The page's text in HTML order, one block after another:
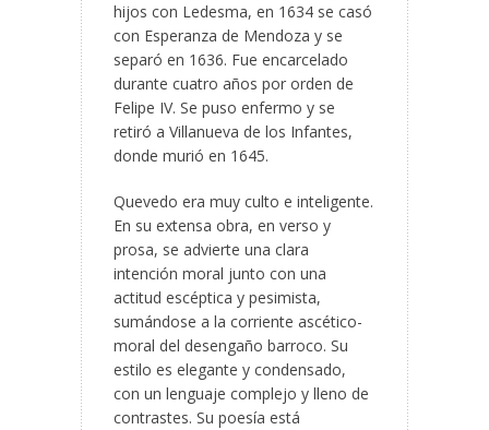
hijos con Ledesma, en 1634 se casó
con Esperanza de Mendoza y se
separó en 1636. Fue encarcelado
durante cuatro años por orden de
Felipe IV. Se puso enfermo y se
retiró a Villanueva de los Infantes,
donde murió en 1645.
Quevedo era muy culto e inteligente.
En su extensa obra, en verso y
prosa, se advierte una clara
intención moral junto con una
actitud escéptica y pesimista,
sumándose a la corriente ascético-
moral del desengaño barroco. Su
estilo es elegante y condensado,
con un lenguaje complejo y lleno de
contrastes. Su poesía está